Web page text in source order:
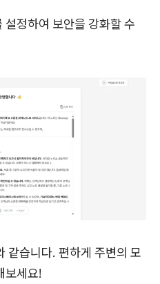
설정하여 보안을 강화할 수
같습니다. 편하게 주변의 모
보세요!